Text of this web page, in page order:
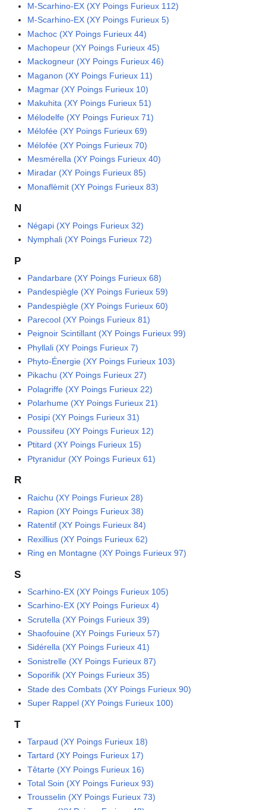
M-Scarhino-EX (XY Poings Furieux 112)
M-Scarhino-EX (XY Poings Furieux 5)
Machoc (XY Poings Furieux 44)
Machopeur (XY Poings Furieux 45)
Mackogneur (XY Poings Furieux 46)
Maganon (XY Poings Furieux 11)
Magmar (XY Poings Furieux 10)
Makuhita (XY Poings Furieux 51)
Mélodelfe (XY Poings Furieux 71)
Mélofée (XY Poings Furieux 69)
Mélofée (XY Poings Furieux 70)
Mesmérella (XY Poings Furieux 40)
Miradar (XY Poings Furieux 85)
Monaflèmit (XY Poings Furieux 83)
N
Négapi (XY Poings Furieux 32)
Nymphali (XY Poings Furieux 72)
P
Pandarbare (XY Poings Furieux 68)
Pandespiègle (XY Poings Furieux 59)
Pandespiègle (XY Poings Furieux 60)
Parecool (XY Poings Furieux 81)
Peignoir Scintillant (XY Poings Furieux 99)
Phyllali (XY Poings Furieux 7)
Phyto-Énergie (XY Poings Furieux 103)
Pikachu (XY Poings Furieux 27)
Polagriffe (XY Poings Furieux 22)
Polarhume (XY Poings Furieux 21)
Posipi (XY Poings Furieux 31)
Poussifeu (XY Poings Furieux 12)
Ptitard (XY Poings Furieux 15)
Ptyranidur (XY Poings Furieux 61)
R
Raichu (XY Poings Furieux 28)
Rapion (XY Poings Furieux 38)
Ratentif (XY Poings Furieux 84)
Rexillius (XY Poings Furieux 62)
Ring en Montagne (XY Poings Furieux 97)
S
Scarhino-EX (XY Poings Furieux 105)
Scarhino-EX (XY Poings Furieux 4)
Scrutella (XY Poings Furieux 39)
Shaofouine (XY Poings Furieux 57)
Sidérella (XY Poings Furieux 41)
Sonistrelle (XY Poings Furieux 87)
Soporifik (XY Poings Furieux 35)
Stade des Combats (XY Poings Furieux 90)
Super Rappel (XY Poings Furieux 100)
T
Tarpaud (XY Poings Furieux 18)
Tartard (XY Poings Furieux 17)
Têtarte (XY Poings Furieux 16)
Total Soin (XY Poings Furieux 93)
Trousselin (XY Poings Furieux 73)